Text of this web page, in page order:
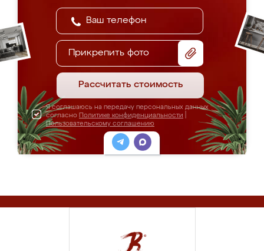
Прикрепить фото
Рассчитать стоимость
Я соглашаюсь на передачу персональных данных
согласно Политике конфиденциальности
Пользовательскому соглашению